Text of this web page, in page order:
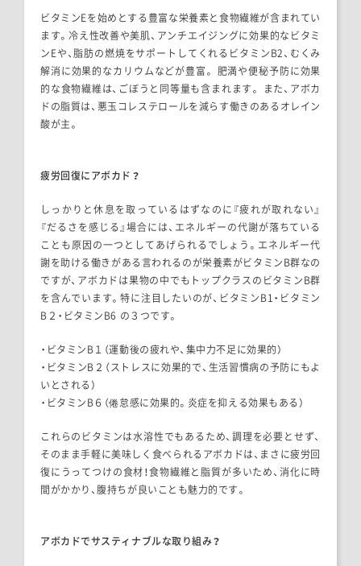
ビタミンEを始めとする豊富な栄養素と食物繊維が含まれてい
ます。冷え性改善や美肌、アンチエイジングに効果的なビタミ
ンEや、脂肪の燃焼をサポートしてくれるビタミンB2、むくみ
解消に効果的なカリウムなどが豊富。 肥満や便秘予防に効果
的な食物繊維は、ごぼうと同等量も含まれます。 また、アボカ
ドの脂質は、悪玉コレステロールを減らす働きのあるオレイン
酸が主。
疲労回復にアボカド？
しっかりと休息を取っているはずなのに『疲れが取れない』
『だるさを感じる』場合には、エネルギーの代謝が落ちている
ことも原因の一つとしてあげられるでしょう。エネルギー代
謝を助ける働きがある言われるのが栄養素がビタミンB群なの
ですが、アボカドは果物の中でもトップクラスのビタミンB群
を含んでいます。特に注目したいのが、ビタミンB1・ビタミン
B２・ビタミンB6 の３つです。
・ビタミンB１（運動後の疲れや、集中力不足に効果的）
・ビタミンB２（ストレスに効果的で、生活習慣病の予防にもよ
いとされる）
・ビタミンB６（倦怠感に効果的。炎症を抑える効果もある）
これらのビタミンは水溶性でもあるため、調理を必要とせず、
そのまま手軽に美味しく食べられるアボカドは、まさに疲労回
復にうってつけの食材！食物繊維と脂質が多いため、消化に時
間がかかり、腹持ちが良いことも魅力的です。
アボカドでサスティナブルな取り組み？